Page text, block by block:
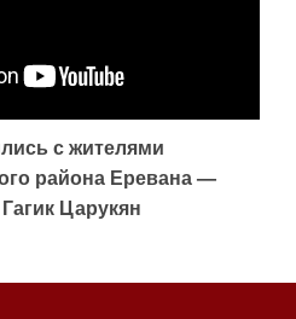
с жителями
района Еревана —
Царукян